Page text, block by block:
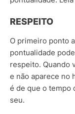
RESPEITO
O primeiro ponto
pontualidade
respeito. Quando
e não aparece no
é de que o tempo
seu.